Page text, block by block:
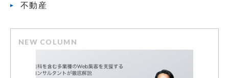
不動産
NEW COLUMN